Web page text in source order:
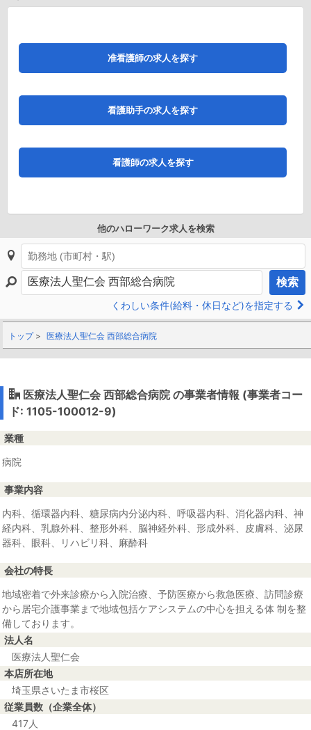
准看護師の求人を探す
看護助手の求人を探す
看護師の求人を探す
他のハローワーク求人を検索
検索
くわしい条件(給料・休日など)を指定する
トップ 医療法人聖仁会 西部総合病院
医療法人聖仁会 西部総合病院 の事業者情報 (事業者コー
ド: 1105-100012-9)
業種
病院
事業内容
内科、循環器内科、糖尿病内分泌内科、呼吸器内科、消化器内科、神
経内科、乳腺外科、整形外科、脳神経外科、形成外科、皮膚科、泌尿
器科、眼科、リハビリ科、麻酔科
会社の特長
地域密着で外来診療から入院治療、予防医療から救急医療、訪問診療
から居宅介護事業まで地域包括ケアシステムの中心を担える体 制を整
備しております。
法人名
医療法人聖仁会
本店所在地
埼玉県さいたま市桜区
従業員数（企業全体）
417人